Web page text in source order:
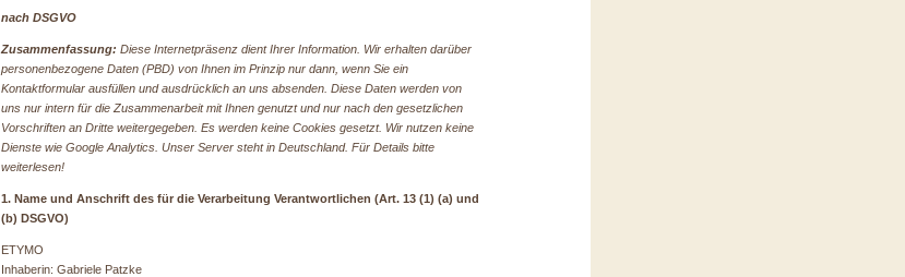
nach DSGVO
Zusammenfassung: Diese Internetpräsenz dient Ihrer Information. Wir erhalten darüber
personenbezogene Daten (PBD) von Ihnen im Prinzip nur dann, wenn Sie ein
Kontaktformular ausfüllen und ausdrücklich an uns absenden. Diese Daten werden von
uns nur intern für die Zusammenarbeit mit Ihnen genutzt und nur nach den gesetzlichen
Vorschriften an Dritte weitergegeben. Es werden keine Cookies gesetzt. Wir nutzen keine
Dienste wie Google Analytics. Unser Server steht in Deutschland. Für Details bitte
weiterlesen!
1. Name und Anschrift des für die Verarbeitung Verantwortlichen (Art. 13 (1) (a) und
(b) DSGVO)
ETYMO
Inhaberin: Gabriele Patzke